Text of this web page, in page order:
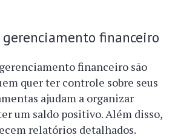
financeiro
financeiro são
quer ter controle sobre seus
ajudam a organizar
um saldo positivo. Além disso,
relatórios detalhados.